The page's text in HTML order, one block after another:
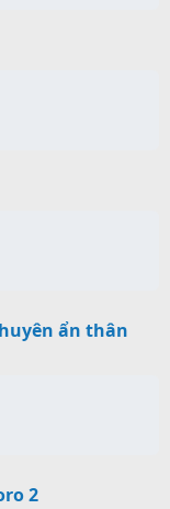
ẩn thân
2